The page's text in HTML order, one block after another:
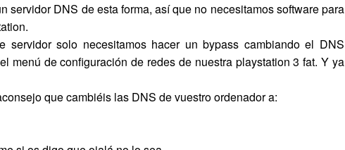
servidor DNS de esta forma, así que no necesitamos software para
servidor solo necesitamos hacer un bypass cambiando el DNS
menú de configuración de redes de nuestra playstation 3 fat. Y ya
que cambiéis las DNS de vuestro ordenador a: